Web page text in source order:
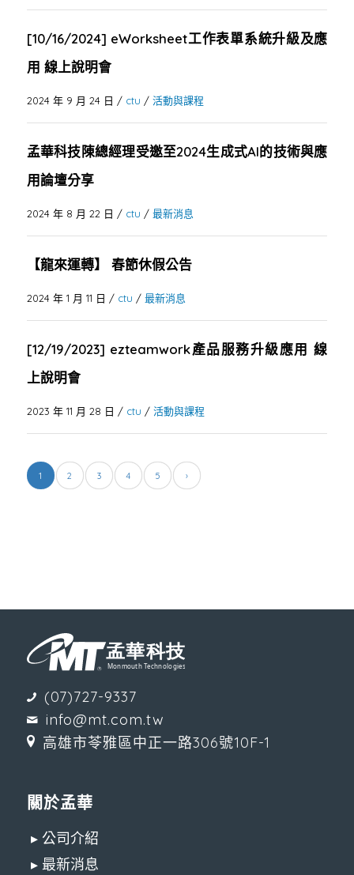
[10/16/2024] eWorksheet工作表單系統升級及應
用 線上說明會
2024 年 9 月 24 日 / ctu / 活動與課程
孟華科技陳總經理受邀至2024生成式AI的技術與應
用論壇分享
2024 年 8 月 22 日 / ctu / 最新消息
【龍來運轉】 春節休假公告
2024 年 1 月 11 日 / ctu / 最新消息
[12/19/2023] ezteamwork產品服務升級應用 線
上說明會
2023 年 11 月 28 日 / ctu / 活動與課程
1 2 3 4 5 ›
(07)727-9337
info@mt.com.tw
高雄市苓雅區中正一路306號10F-1
關於孟華
▸ 公司介紹
▸ 最新消息